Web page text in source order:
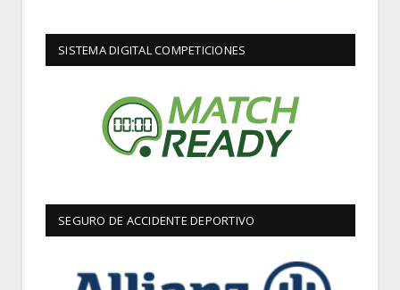
SISTEMA DIGITAL COMPETICIONES
SEGURO DE ACCIDENTE DEPORTIVO